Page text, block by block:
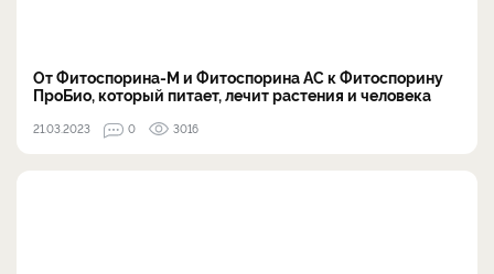
От Фитоспорина-М и Фитоспорина АС к Фитоспорину
ПроБио, который питает, лечит растения и человека
21.03.2023 0 3016